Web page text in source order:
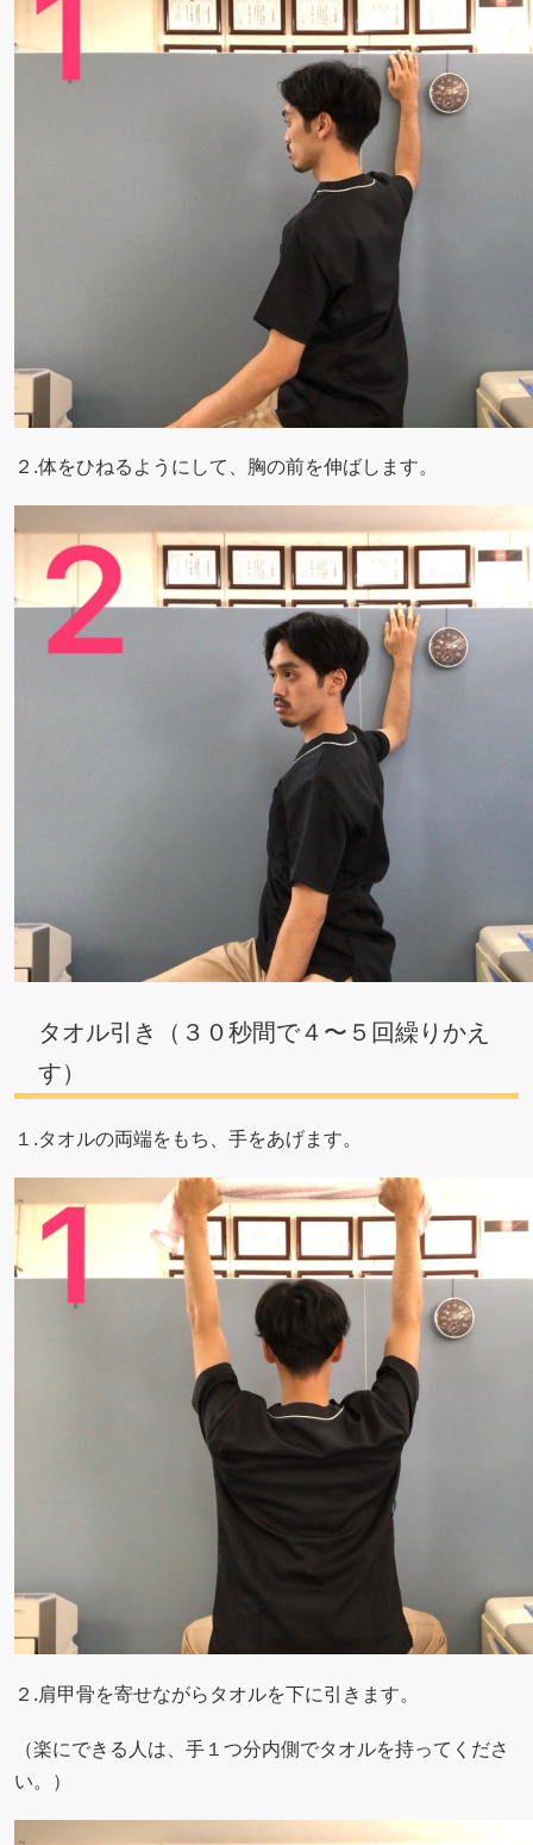
２.体をひねるようにして、胸の前を伸ばします。
タオル引き（３０秒間で４〜５回繰りかえ
す）
１.タオルの両端をもち、手をあげます。
２.肩甲骨を寄せながらタオルを下に引きます。
（楽にできる人は、手１つ分内側でタオルを持ってくださ
い。）